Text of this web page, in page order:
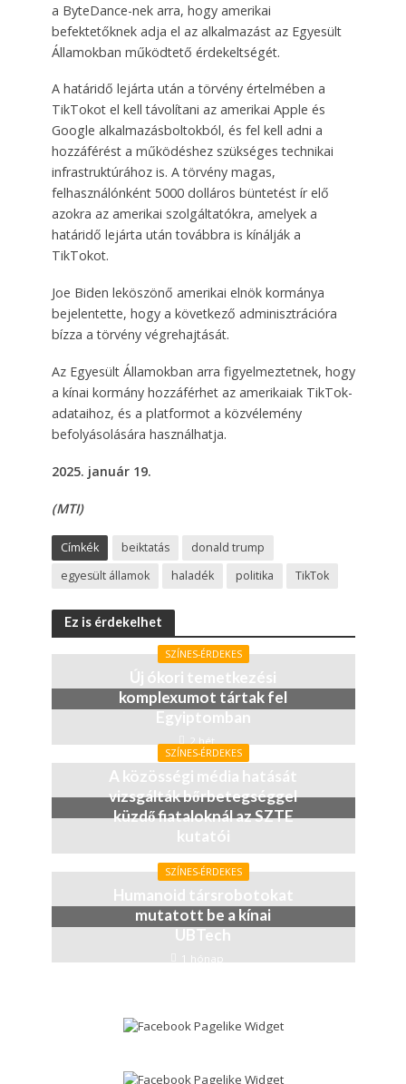
a ByteDance-nek arra, hogy amerikai
befektetőknek adja el az alkalmazást az Egyesült
Államokban működtető érdekeltségét.
A határidő lejárta után a törvény értelmében a
TikTokot el kell távolítani az amerikai Apple és
Google alkalmazásboltokból, és fel kell adni a
hozzáférést a működéshez szükséges technikai
infrastruktúrához is. A törvény magas,
felhasználónként 5000 dolláros büntetést ír elő
azokra az amerikai szolgáltatókra, amelyek a
határidő lejárta után továbbra is kínálják a
TikTokot.
Joe Biden leköszönő amerikai elnök kormánya
bejelentette, hogy a következő adminisztrációra
bízza a törvény végrehajtását.
Az Egyesült Államokban arra figyelmeztetnek, hogy
a kínai kormány hozzáférhet az amerikaiak TikTok-
adataihoz, és a platformot a közvélemény
befolyásolására használhatja.
2025. január 19.
(MTI)
Címkék beiktatás
donald trump
egyesült államok
haladék politika TikTok
Ez is érdekelhet
SZÍNES-ÉRDEKES
Új ókori temetkezési
komplexumot tártak fel
Egyiptomban
2 hét
SZÍNES-ÉRDEKES
A közösségi média hatását
vizsgálták bőrbetegséggel
küzdő fiataloknál az SZTE
kutatói
SZÍNES-ÉRDEKES
Humanoid társrobotokat
mutatott be a kínai
UBTech
1 hónap